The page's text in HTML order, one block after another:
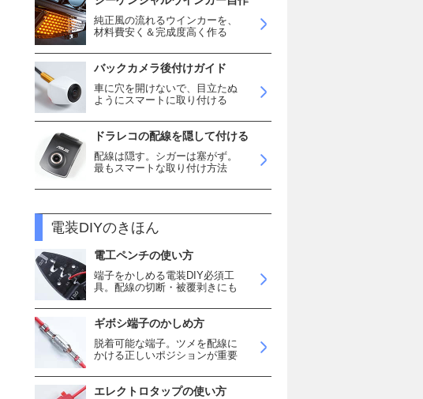
純正風の流れるウインカーを、
材料費安く＆完成度高く作る
バックカメラ後付けガイド
車に穴を開けないで、目立たぬ
ようにスマートに取り付ける
ドラレコの配線を隠して付ける
配線は隠す。シガーは塞がず。
最もスマートな取り付け方法
電装DIYのきほん
電工ペンチの使い方
端子をかしめる電装DIY必須工
具。配線の切断・被覆剥きにも
ギボシ端子のかしめ方
脱着可能な端子。ツメを配線に
かける正しいポジションが重要
エレクトロタップの使い方